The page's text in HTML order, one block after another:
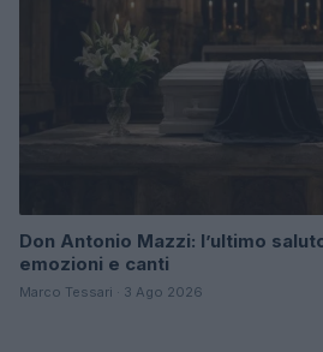
Don Antonio Mazzi: l’ultimo
emozioni e canti
Marco Tessari · 3 Ago 2026